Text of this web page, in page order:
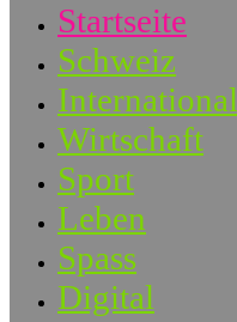
Startseite
Schweiz
International
Wirtschaft
Sport
Leben
Spass
Digital